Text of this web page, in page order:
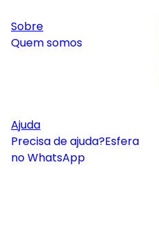
Sobre
Quem somos
Ajuda
Precisa de ajuda?Esfera
no WhatsApp